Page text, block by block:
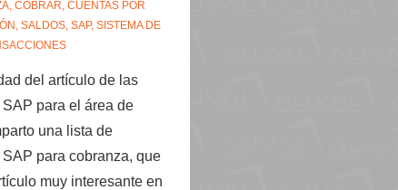
, COBRAR, CUENTAS POR
, SALDOS, SAP, SISTEMA DE
del artículo de las
para el área de
una lista de
para cobranza, que
muy interesante en